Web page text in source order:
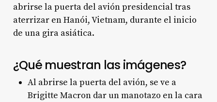
abrirse la puerta del avión presidencial tras
aterrizar en Hanói, Vietnam, durante el inicio
de una gira asiática.
¿Qué muestran las imágenes?
Al abrirse la puerta del avión, se ve a
Brigitte Macron dar un manotazo en la cara